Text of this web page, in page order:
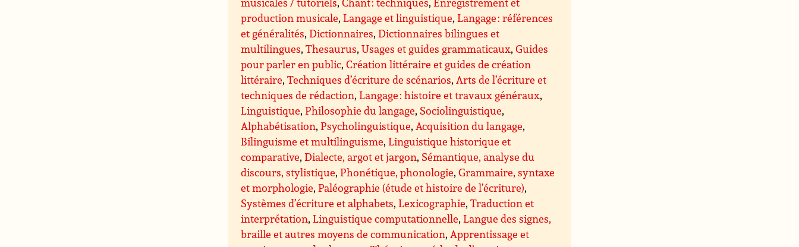
production musicale,Langage et linguistique,Langage : références
et généralités,Dictionnaires,Dictionnaires bilingues et
multilingues,Thesaurus,Usages et guides grammaticaux,Guides
pour parler en public,Création littéraire et guides de création
littéraire,Techniques d’écriture de scénarios,Arts de l’écriture et
techniques de rédaction,Langage : histoire et travaux généraux,
Linguistique,Philosophie du langage, Sociolinguistique,
Alphabétisation,Psycholinguistique,Acquisition du langage,
Bilinguisme et multilinguisme,Linguistique historique et
comparative,Dialecte, argot et jargon, Sémantique, analyse du
discours, stylistique,Phonétique, phonologie,Grammaire, syntaxe
et morphologie,Paléographie (étude et histoire de l’écriture),
Systèmes d’écriture et alphabets,Lexicographie,Traduction et
interprétation,Linguistique computationnelle,Langue des signes,
braille et autres moyens de communication,Apprentissage et